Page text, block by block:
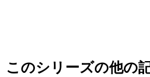
お知らせ
このシリーズの他の